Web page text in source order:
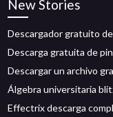
New Stories
Descargador gratuito
Descarga gratuita de
Descargar un archivo
Álgebra universitaria
Effectrix descarga